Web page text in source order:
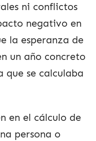
ni conflictos
negativo en
la esperanza de
un año concreto
que se calculaba
en el cálculo de
persona o